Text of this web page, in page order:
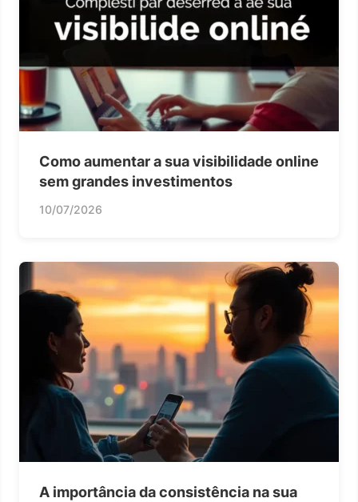
Como aumentar a sua visibilidade online
sem grandes investimentos
10/07/2026
A importância da consistência na sua